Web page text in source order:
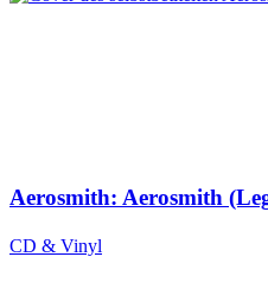
Aerosmith: Aerosmith
CD & Vinyl